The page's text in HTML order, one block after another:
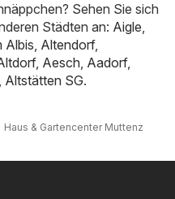
Sehen Sie sich
Städten an: Aigle,
Albis, Altendorf,
, Aesch, Aadorf,
, Altstätten SG.
Haus & Gartencenter Muttenz